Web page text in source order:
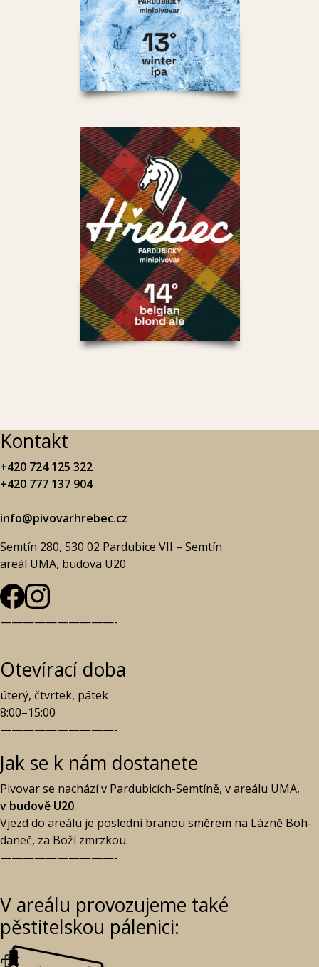
Kontakt
+420 724 125 322
+420 777 137 904
info@pivovarhrebec.cz
Semtín 280, 530 02 Par­du­bi­ce VII – Semtín
are­ál UMA, budo­va U20
——————————-
Otevírací doba
úte­rý, čtvr­tek, pátek
8:00–15:00
——————————-
Jak se k nám dostanete
Pivo­var se nachá­zí v Par­du­bi­cích-Semtí­ně, v are­á­lu UMA,
v budo­vě U20.
Vjezd do are­á­lu je posled­ní bra­nou smě­rem na Láz­ně Boh­
da­neč, za Boží zmrzkou.
——————————-
V areálu provozujeme také
pěstitelskou pálenici: